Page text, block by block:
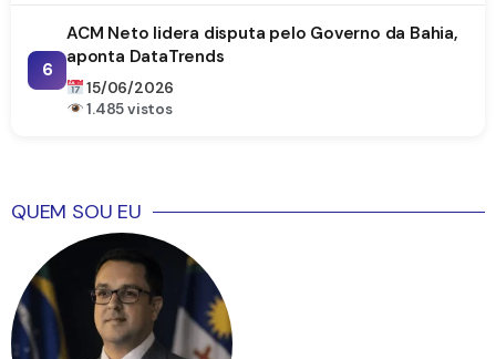
6
ACM Neto lidera disputa pelo Governo da Bahia,
aponta DataTrends
15/06/2026
1.485 vistos
QUEM SOU EU